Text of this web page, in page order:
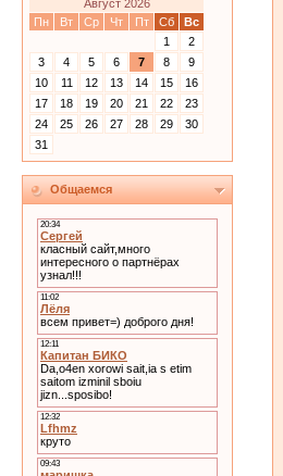
Август 2026
Пн
Вт Ср Чт Пт Сб
Вс
1
2
3
4 5 6 7 8
9
10
11 12 13 14 15
16
17
18 19 20 21 22
23
24
25 26 27 28 29
30
31
Общаемся